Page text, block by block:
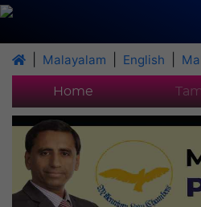
Malayalam English
Home